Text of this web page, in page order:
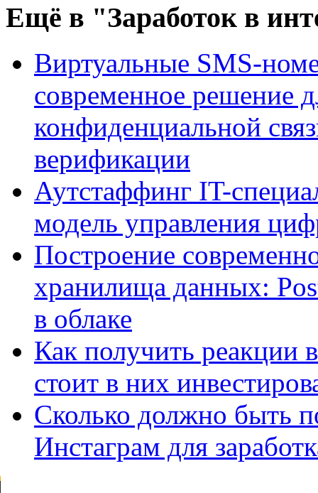
Ещё в "Заработок в
Виртуальные SMS-
современное решение
конфиденциальной
верификации
Аутстаффинг IT-
модель управления
Построение
хранилища данных:
в облаке
Как получить реакции
стоит в них
Сколько должно быть
Инстаграм для